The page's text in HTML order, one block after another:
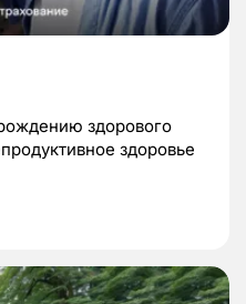
здорового
здоровье